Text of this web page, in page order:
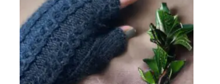
gekozen
worden
op
de
productpagina